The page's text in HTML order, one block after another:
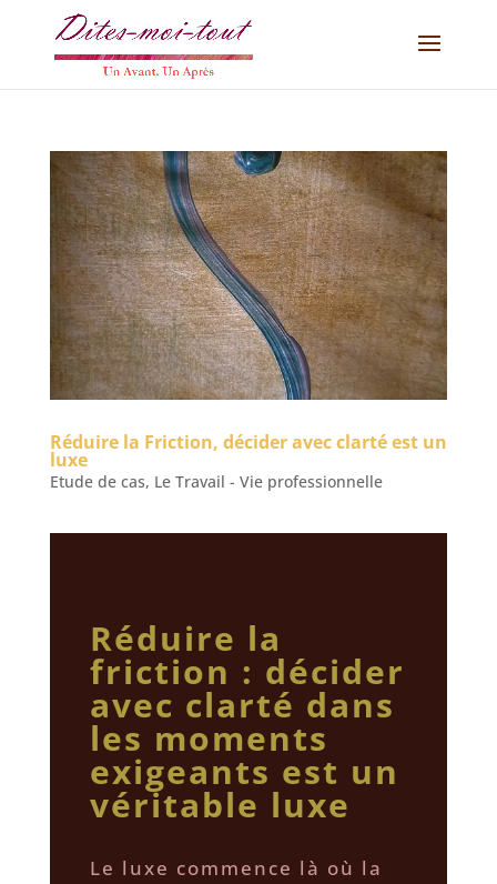
Réduire la Friction, décider avec clarté est un
luxe
Etude de cas, Le Travail - Vie professionnelle
Réduire la
friction : décider
avec clarté dans
les moments
exigeants est un
véritable luxe
Le luxe commence là où la